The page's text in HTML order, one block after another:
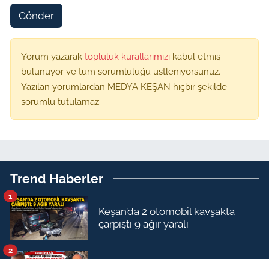
Gönder
Yorum yazarak topluluk kurallarımızı kabul etmiş
bulunuyor ve tüm sorumluluğu üstleniyorsunuz.
Yazılan yorumlardan MEDYA KEŞAN hiçbir şekilde
sorumlu tutulamaz.
Trend Haberler
Keşan’da 2 otomobil kavşakta
çarpıştı 9 ağır yaralı
1
2